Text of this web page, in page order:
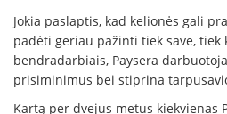
Jokia paslaptis, kad kelionės gali
padėti geriau pažinti tiek save, tiek
bendradarbiais, Paysera
prisiminimus bei stiprina
Kartą per dvejus metus kiekvienas